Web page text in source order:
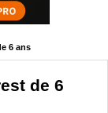
6 ans
de 6